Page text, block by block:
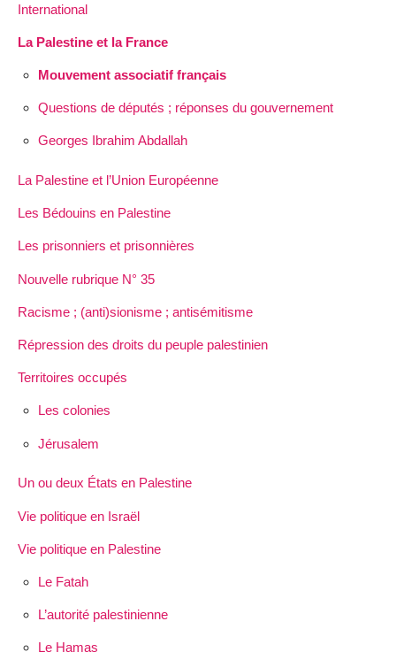
International
La Palestine et la France
Mouvement associatif français
Questions de députés ; réponses du gouvernement
Georges Ibrahim Abdallah
La Palestine et l’Union Européenne
Les Bédouins en Palestine
Les prisonniers et prisonnières
Nouvelle rubrique N° 35
Racisme ; (anti)sionisme ; antisémitisme
Répression des droits du peuple palestinien
Territoires occupés
Les colonies
Jérusalem
Un ou deux États en Palestine
Vie politique en Israël
Vie politique en Palestine
Le Fatah
L’autorité palestinienne
Le Hamas